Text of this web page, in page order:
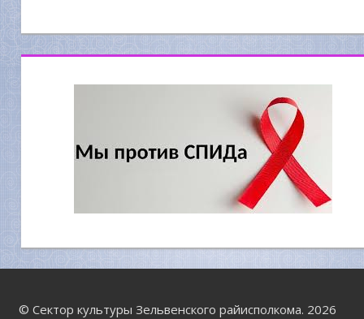
© Сектор культуры Зельвенского райисполкома. 2026